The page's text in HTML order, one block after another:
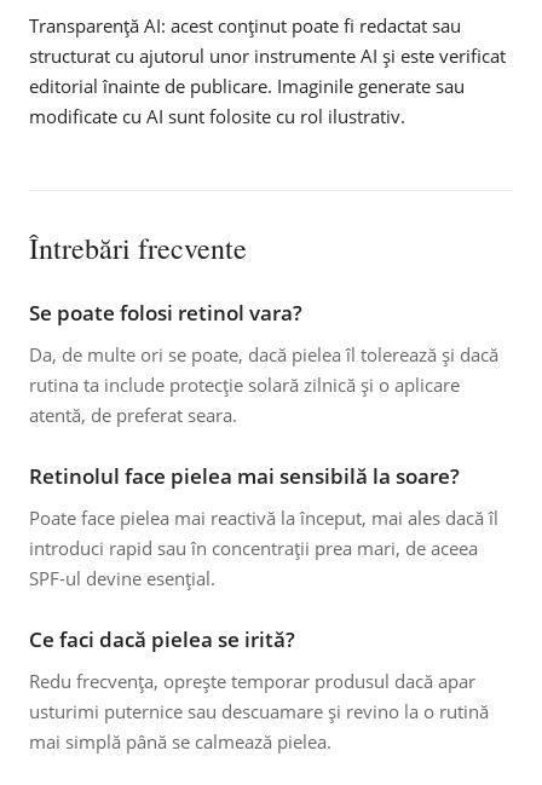
Transparență AI: acest conținut poate fi redactat sau
structurat cu ajutorul unor instrumente AI și este verificat
editorial înainte de publicare. Imaginile generate sau
modificate cu AI sunt folosite cu rol ilustrativ.
Întrebări frecvente
Se poate folosi retinol vara?
Da, de multe ori se poate, dacă pielea îl tolerează și dacă
rutina ta include protecție solară zilnică și o aplicare
atentă, de preferat seara.
Retinolul face pielea mai sensibilă la soare?
Poate face pielea mai reactivă la început, mai ales dacă îl
introduci rapid sau în concentrații prea mari, de aceea
SPF-ul devine esențial.
Ce faci dacă pielea se irită?
Redu frecvența, oprește temporar produsul dacă apar
usturimi puternice sau descuamare și revino la o rutină
mai simplă până se calmează pielea.